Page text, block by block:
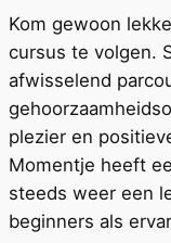
Kom gewoon
cursus te volgen.
afwisselend
plezier en
Momentje heeft
steeds weer een
beginners als